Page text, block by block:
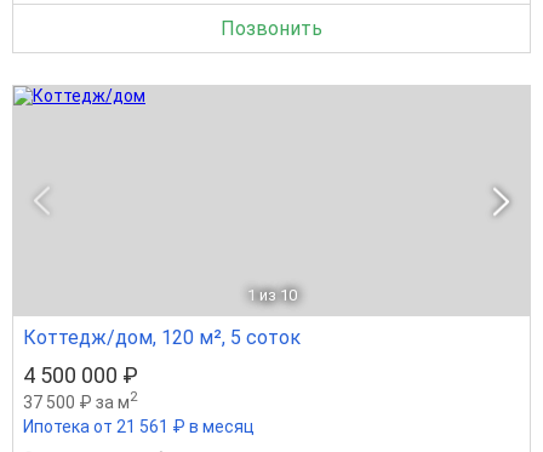
Позвонить
1 из 10
Коттедж/дом, 120 м², 5 соток
4 500 000 ₽
37 500 ₽ за м2
Ипотека от 21 561 ₽ в месяц